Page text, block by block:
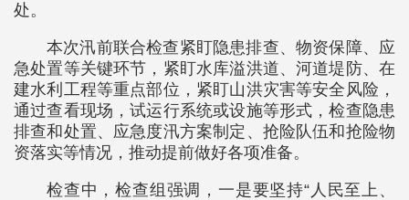
处。
本次汛前联合检查紧盯隐患排查、物资保障、应
急处置等关键环节，紧盯水库溢洪道、河道堤防、在
建水利工程等重点部位，紧盯山洪灾害等安全风险，
通过查看现场，试运行系统或设施等形式，检查隐患
排查和处置、应急度汛方案制定、抢险队伍和抢险物
资落实等情况，推动提前做好各项准备。
检查中，检查组强调，一是要坚持“人民至上、